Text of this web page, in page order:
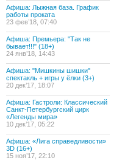
Афиша: Лыжная база. График
работы проката
23 фев’18, 07:40
Афиша: Премьера: "Так не
бывает!!!" (18+)
24 янв’18, 14:43
Афиша: "Мишкины шишки"
спектакль + игры у ёлки (3+)
20 дек’17, 18:07
Афиша: Гастроли: Классический
Санкт-Петербургский цирк
«Легенды мира»
10 дек’17, 05:22
Афиша: «Лига справедливости»
3D (16+)
15 ноя’17, 22:10